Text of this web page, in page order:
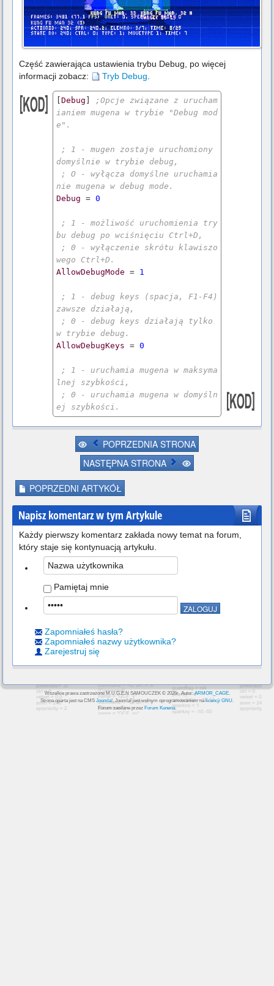
Część zawierająca ustawienia trybu Debug, po więcej
informacji zobacz:
Tryb Debug
Debug
;Opcje związane z urucham
ianiem mugena w trybie "Debug mod
e".
; 1 - mugen zostaje uruchomiony
domyślnie w trybie debug,
; O - wyłącza domyślne uruchamia
nie mugena w debug mode.
Debug = 0
; 1 - możliwość uruchomienia try
bu debug po wciśnięciu Ctrl+D,
; 0 - wyłączenie skrótu klawiszo
wego Ctrl+D.
AllowDebugMode = 1
; 1 - debug keys (spacja, F1-F4)
zawsze działają,
; 0 - debug keys działają tylko
w trybie debug.
AllowDebugKeys = 0
; 1 - uruchamia mugena w maksyma
lnej szybkości,
; 0 - uruchamia mugena w domyśln
ej szybkości.
Speedup = 0
;Domyślna arena na szybką walkę
w trybach versus.
StartStage = stages/stage0-720.de
f
; 1 - ukrywa informację o wersji
silnika na starcie,
ji silnika na starcie.
HideDevelopmentBuildBanner
POPRZEDNIA STRONA
NASTĘPNA STRONA
POPRZEDNI ARTYKÓŁ
Napisz komentarz w tym Artykule
Każdy pierwszy komentarz zakłada nowy temat na forum,
który staje się kontynuacją artykułu.
Pamiętaj mnie
Zapomniałeś hasła?
Zapomniałeś nazwy użytkownika?
Zarejestruj się
Wszelkie prawa zastrzeżone M.U.G.E.N SAMOUCZEK © 2026r. Autor: ARMOR_CAGE.
Strona oparta jest na CMS Joomla!, Joomla! jest wolnym oprogramowaniem na licencji GNU.
Forum zasilane przez Forum Kunena.